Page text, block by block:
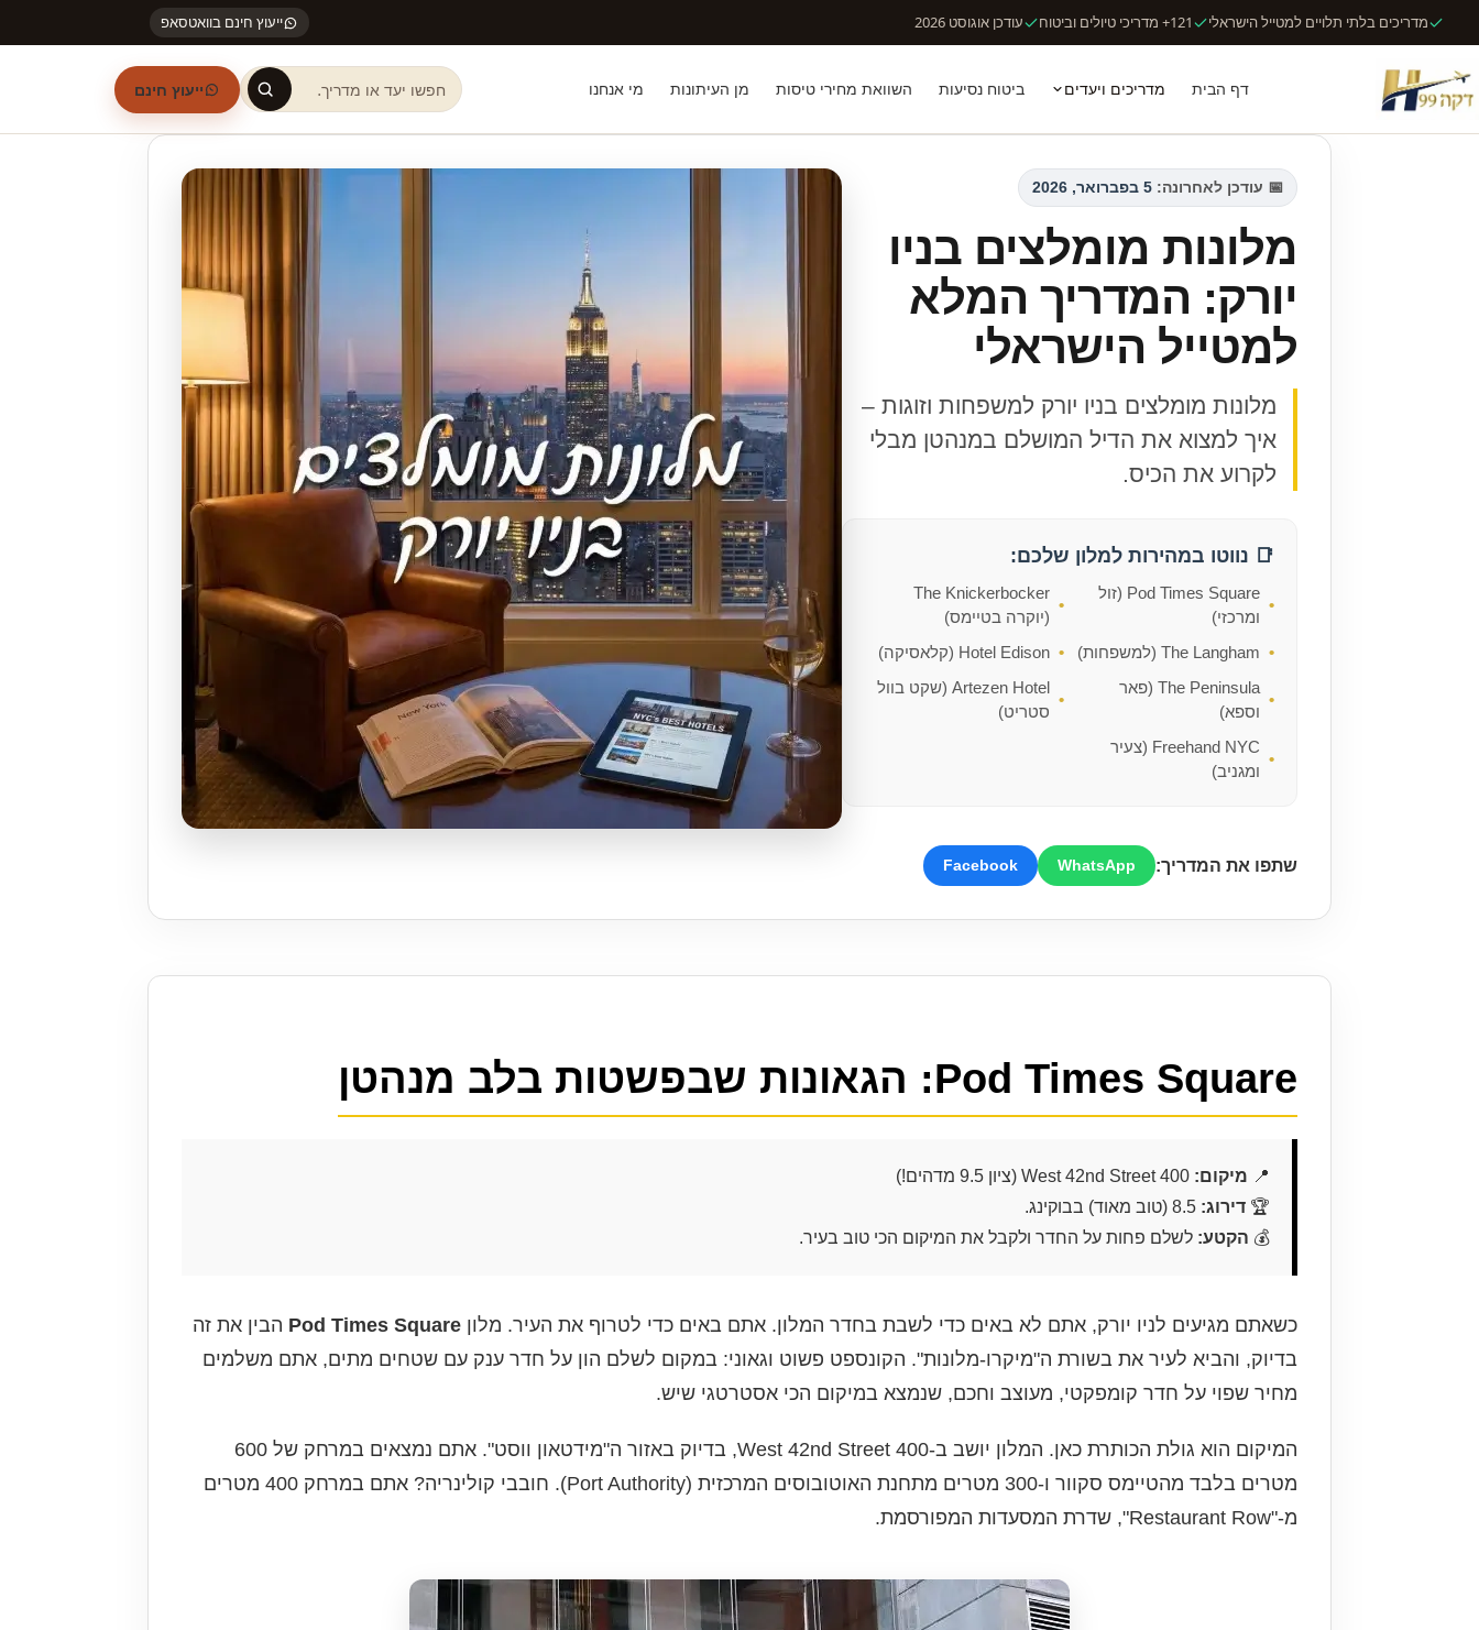
מדריכים בלתי תלויים למטייל הישראלי 121+ מדריכי טיולים וביטוח עודכן אוגוסט 2026 ייעוץ חינם בוואטסאפ
דף הבית מדריכים ויעדים ביטוח נסיעות השוואת מחירי טיסות מן העיתונות מי אנחנו חיפוש באתר ייעוץ חינם
📅 עודכן לאחרונה:5 בפברואר, 2026
מלונות מומלצים בניו
יורק: המדריך המלא
למטייל הישראלי
מלונות מומלצים בניו יורק למשפחות וזוגות –
איך למצוא את הדיל המושלם במנהטן מבלי
לקרוע את הכיס.
📑 נווטו במהירות למלון שלכם:
Pod Times Square (זול
ומרכזי)
The Knickerbocker
(יוקרה בטיימס)
The Langham (למשפחות)
Hotel Edison (קלאסיקה)
The Peninsula (פאר
וספא)
Artezen Hotel (שקט בוול
סטריט)
Freehand NYC (צעיר
ומגניב)
שתפו את המדריך: WhatsApp
Facebook
Pod Times Square: הגאונות שבפשטות בלב מנהטן
📍 מיקום: 400 West 42nd Street (ציון 9.5 מדהים!)
🏆דירוג: 8.5 (טוב מאוד) בבוקינג.
💰 הקטע: לשלם פחות על החדר ולקבל את המיקום הכי טוב בעיר.
כשאתם מגיעים לניו יורק, אתם לא באים כדי לשבת בחדר המלון. אתם באים כדי לטרוף את העיר. מלוןPod Times Square הבין את זה
בדיוק, והביא לעיר את בשורת ה"מיקרו-מלונות". הקונספט פשוט וגאוני: במקום לשלם הון על חדר ענק עם שטחים מתים, אתם משלמים
מחיר שפוי על חדר קומפקטי, מעוצב וחכם, שנמצא במיקום הכי אסטרטגי שיש.
המיקום הוא גולת הכותרת כאן. המלון יושב ב-400 West 42nd Street, בדיוק באזור ה"מידטאון ווסט". אתם נמצאים במרחק של 600
מטרים בלבד מהטיימס סקוור ו-300 מטרים מתחנת האוטובוסים המרכזית (Port Authority). חובבי קולינריה? אתם במרחק 400 מטרים
מ-"Restaurant Row", שדרת המסעדות המפורסמת.